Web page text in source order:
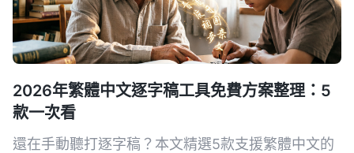
2026年繁體中文逐字稿工具免費方案整理：5
款一次看
還在手動聽打逐字稿？本文精選5款支援繁體中文的